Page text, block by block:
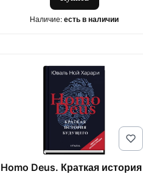
Наличие: есть в наличии
Homo Deus. Краткая история